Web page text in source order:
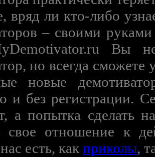
вряд ли кто-либо
– своими
Вы
но всегда сможете
новые
и без регистрации.
а попытка
свое отношение к
есть, как приколы,